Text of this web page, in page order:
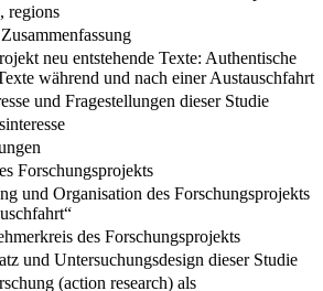
des COMENIUS-Films People,
regions
neu entstehende Texte: Authentische
während und nach einer Austauschfahrt
und Fragestellungen dieser Studie
Forschungsprojekts
und Organisation des Forschungsprojekts
des Forschungsprojekts
und Untersuchungsdesign dieser Studie